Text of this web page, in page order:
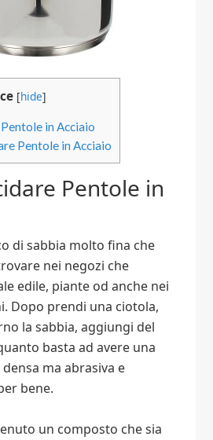
[hide]
in Acciaio
Pentole in Acciaio
Pentole in
di sabbia molto fina che
nei negozi che
edile, piante od anche nei
Dopo prendi una ciotola,
la sabbia, aggiungi del
basta ad avere una
ma abrasiva e
bene.
un composto che sia